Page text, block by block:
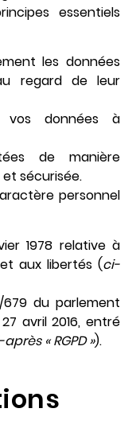
essentiels
les données
regard de leur
données à
de manière
sécurisée.
personnel
1978 relative à
aux libertés (ci-
679 du parlement
avril 2016, entré
« RGPD »).